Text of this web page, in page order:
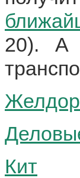
20). А
Кит